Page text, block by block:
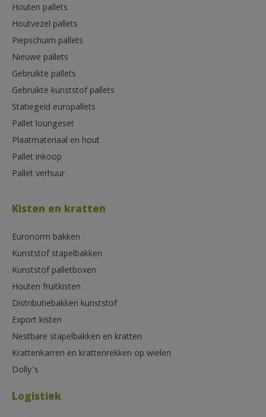
Houten pallets
Houtvezel pallets
Piepschuim pallets
Nieuwe pallets
Gebruikte pallets
Gebruikte kunststof pallets
Statiegeld europallets
Pallet loungeset
Plaatmateriaal en hout
Pallet inkoop
Pallet verhuur
Kisten en kratten
Euronorm bakken
Kunststof stapelbakken
Kunststof palletboxen
Houten fruitkisten
Distributiebakken kunststof
Export kisten
Nestbare stapelbakken en kratten
Krattenkarren en krattenrekken op wielen
Dolly’s
Logistiek